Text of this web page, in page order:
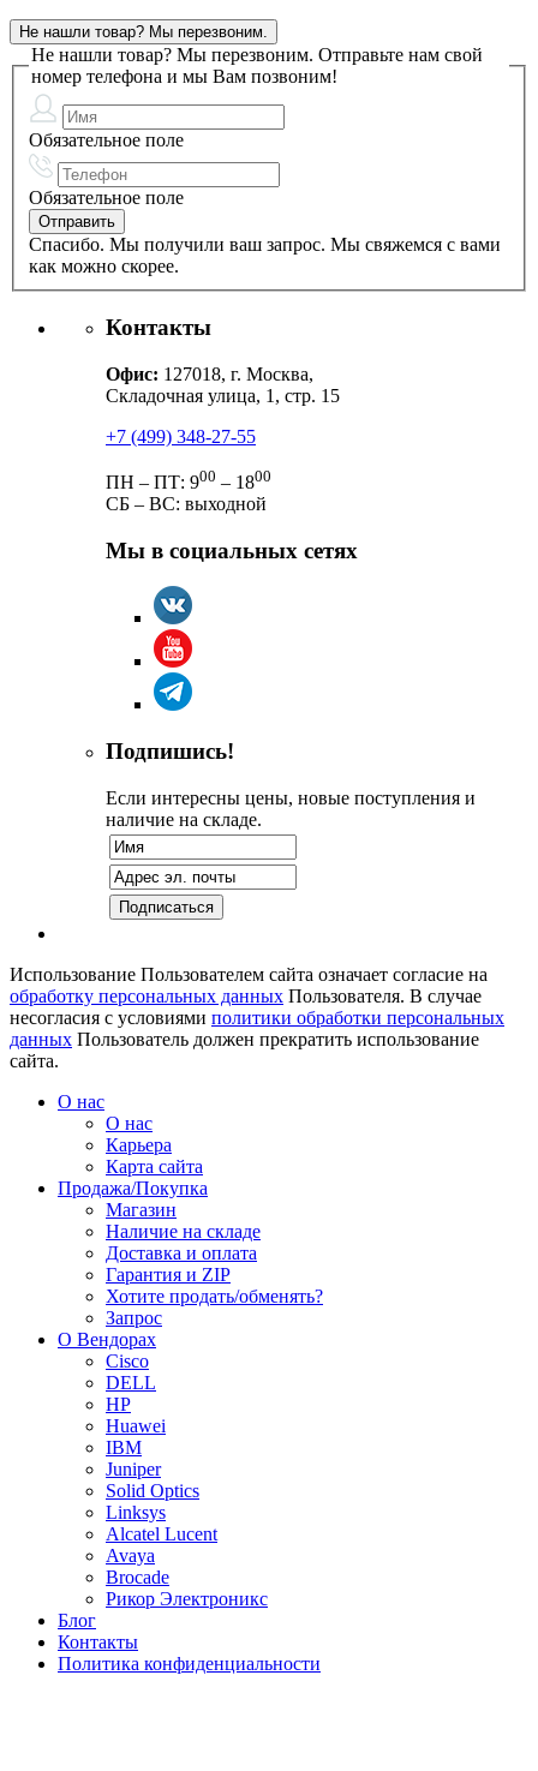
Не нашли товар? Мы перезвоним.
Не нашли товар? Мы перезвоним. Отправьте нам свой
номер телефона и мы Вам позвоним!
Обязательное поле
Обязательное поле
Спасибо. Мы получили ваш запрос. Мы свяжемся с вами
как можно скорее.
Контакты
Офис: 127018, г. Москва,
Складочная улица, 1, стр. 15
+7 (499) 348-27-55
ПН – ПТ: 900 – 1800
СБ – ВС: выходной
Мы в социальных сетях
Подпишись!
Если интересны цены, новые поступления и
наличие на складе.
Использование Пользователем сайта означает согласие на
обработку персональных данных Пользователя. В случае
несогласия с условиями политики обработки персональных
данных Пользователь должен прекратить использование
сайта.
О нас
О нас
Карьера
Карта сайта
Продажа/Покупка
Магазин
Наличие на складе
Доставка и оплата
Гарантия и ZIP
Хотите продать/обменять?
Запрос
О Вендорах
Cisco
DELL
HP
Huawei
IBM
Juniper
Solid Optics
Linksys
Alcatel Lucent
Avaya
Brocade
Рикор Электроникс
Блог
Контакты
Политика конфиденциальности